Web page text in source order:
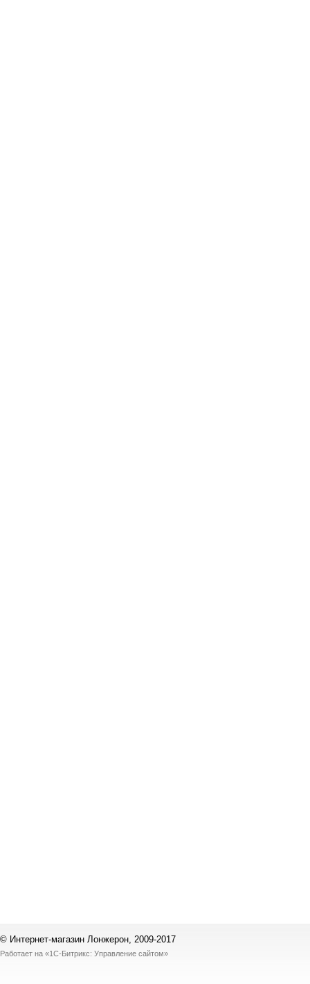
© Интернет-магазин Лонжерон, 2009-2017
Работает на «1С-Битрикс: Управление сайтом»